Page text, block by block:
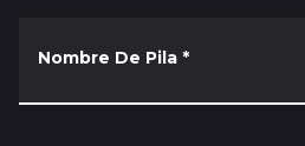
Nombre De Pila *